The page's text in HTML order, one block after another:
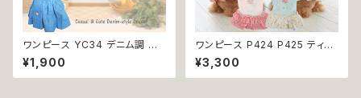
ワンピース YC34 デニム調 紺
レース シンプル 女の子 春 夏
犬 犬服 小型 猫 服 洋服 ペット
dog ドッグウェア おしゃれ かわ
¥1,900
ワンピース P424 P425 ティア
ード ドット 水玉 ハンドメイド ド
ッグウェア 春夏 ドッグウエア ド
ッグ ウェア 犬 猫 ペット 服 犬服
¥3,300